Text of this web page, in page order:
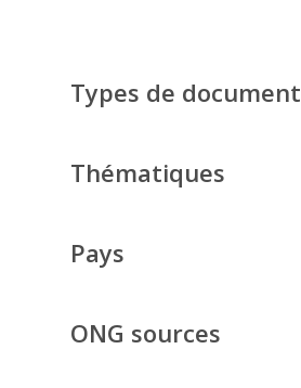
Types de document
Thématiques
Pays
ONG sources